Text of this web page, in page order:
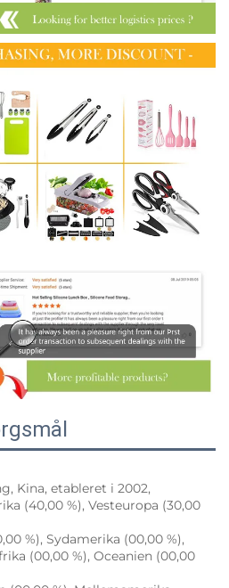
Kina, etableret i 2002,
(40,00 %), Vesteuropa (30,00
%), Sydamerika (00,00 %),
(00,00 %), Oceanien (00,00